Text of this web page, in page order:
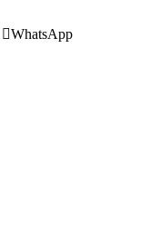
WhatsApp